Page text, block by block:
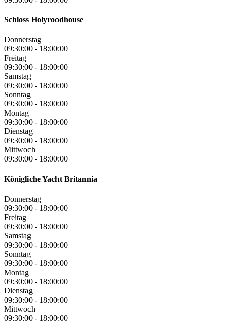
Schloss Holyroodhouse
Donnerstag
09:30:00 - 18:00:00
Freitag
09:30:00 - 18:00:00
Samstag
09:30:00 - 18:00:00
Sonntag
09:30:00 - 18:00:00
Montag
09:30:00 - 18:00:00
Dienstag
09:30:00 - 18:00:00
Mittwoch
09:30:00 - 18:00:00
Königliche Yacht Britannia
Donnerstag
09:30:00 - 18:00:00
Freitag
09:30:00 - 18:00:00
Samstag
09:30:00 - 18:00:00
Sonntag
09:30:00 - 18:00:00
Montag
09:30:00 - 18:00:00
Dienstag
09:30:00 - 18:00:00
Mittwoch
09:30:00 - 18:00:00